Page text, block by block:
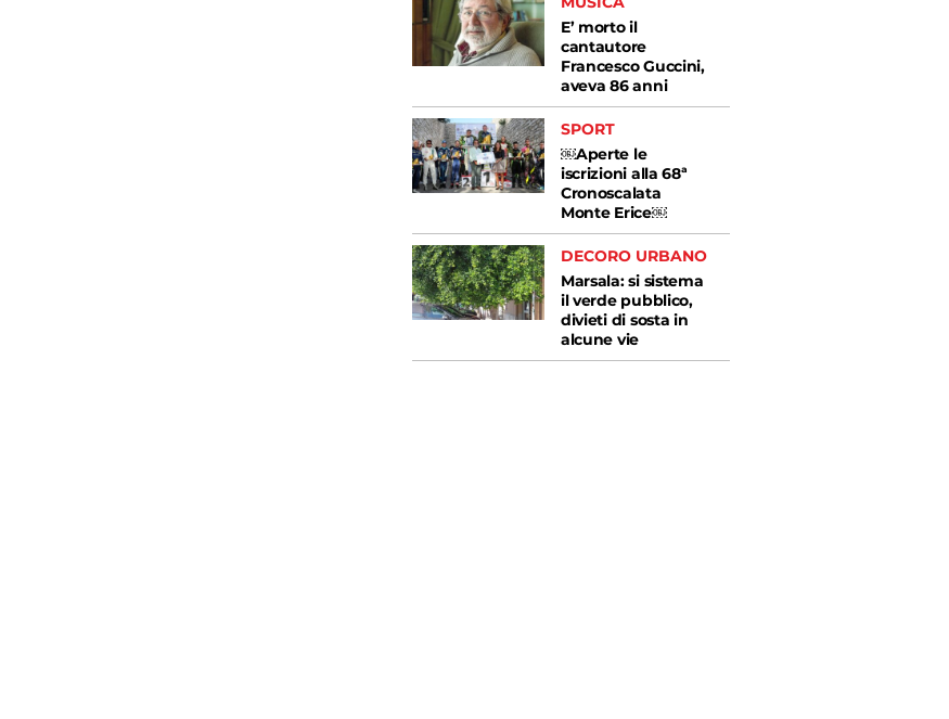
E’ morto il
cantautore
Francesco Guccini,
aveva 86 anni
SPORT
￼Aperte le
iscrizioni alla 68ª
Cronoscalata
Monte Erice￼
DECORO URBANO
Marsala: si sistema
il verde pubblico,
divieti di sosta in
alcune vie